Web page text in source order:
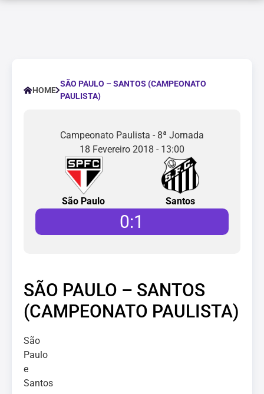
HOME
SÃO PAULO – SANTOS (CAMPEONATO
PAULISTA)
Campeonato Paulista - 8ª Jornada
18 Fevereiro 2018 - 13:00
São Paulo Santos
0:1
SÃO PAULO – SANTOS
(CAMPEONATO PAULISTA)
São
Paulo
e
Santos